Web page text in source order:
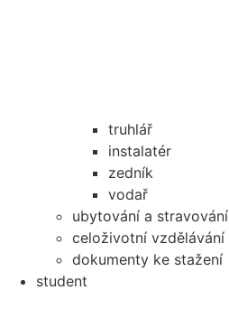
truhlář
instalatér
zedník
vodař
ubytování a stravování
celoživotní vzdělávání
dokumenty ke stažení
student